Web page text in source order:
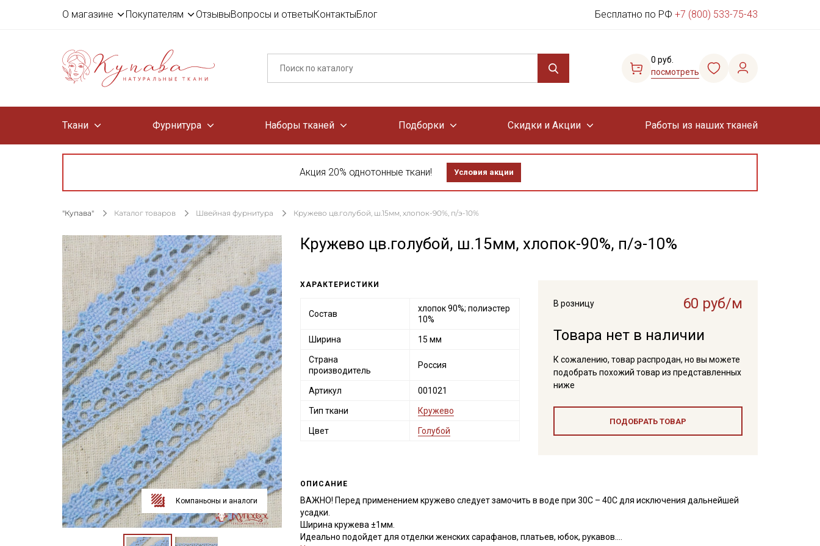
О магазине Покупателям ОтзывыВопросы и ответыКонтактыБлог Бесплатно по РФ +7 (800) 533-75-43
0 руб.
посмотреть
Ткани Фурнитура Наборы тканей Подборки Скидки и Акции Работы из наших тканей
Акция 20% однотонные ткани! Условия акции
"Купава" Каталог товаров Швейная фурнитура Кружево цв.голубой, ш.15мм, хлопок-90%, п/э-10%
Компаньоны и аналоги
Кружево цв.голубой, ш.15мм, хлопок-90%, п/э-10%
В розницу
60 руб/м
Товара нет в наличии
К сожалению, товар распродан, но вы можете
подобрать похожий товар из представленных
ниже
ПОДОБРАТЬ ТОВАР
ХАРАКТЕРИСТИКИ
Состав
хлопок 90%; полиэстер
10%
Ширина 15 мм
Страна
производитель
Россия
Артикул 001021
Тип ткани Кружево
Цвет Голубой
ОПИСАНИЕ
ВАЖНО! Перед применением кружево следует замочить в воде при 30С – 40С для исключения дальнейшей
усадки.
Ширина кружева ±1мм.
Идеально подойдет для отделки женских сарафанов, платьев, юбок, рукавов.